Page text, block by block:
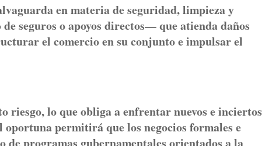
en materia de seguridad, limpieza y
seguros o apoyos directos— que atienda daños
el comercio en su conjunto e impulsar el
riesgo, lo que obliga a enfrentar nuevos e inciertos
permitirá que los negocios formales e